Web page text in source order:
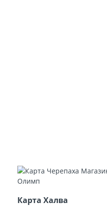
Карта Халва